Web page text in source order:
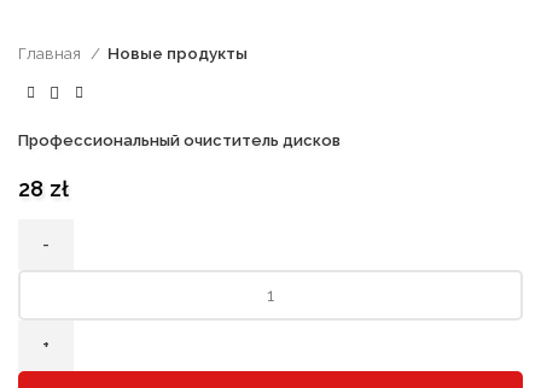
Главная Новые продукты
Профессиональный очиститель дисков
28 zł